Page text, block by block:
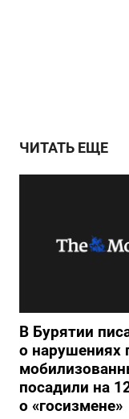
ЧИТАТЬ ЕЩЕ
В Бурятии
о нарушениях
посадили на
о «госизмене»